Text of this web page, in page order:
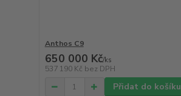
Anthos C9
650 000 Kč/ks
537 190 Kč bez DPH
Přidat do košíku